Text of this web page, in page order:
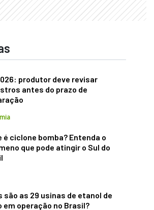
produtor deve revisar
antes do prazo de
é ciclone bomba? Entenda o
que pode atingir o Sul do
são as 29 usinas de etanol de
em operação no Brasil?